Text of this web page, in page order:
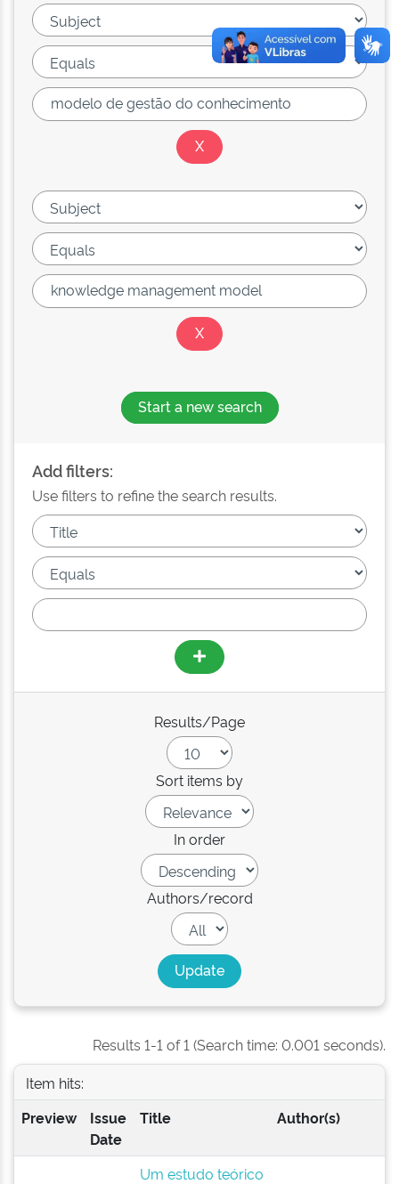
Start a new search
Add filters:
Use filters to refine the search results.
Results/Page
Sort items by
In order
Authors/record
Results 1-1 of 1 (Search time: 0.001 seconds).
Item hits:
Preview
Issue
Date
Title Author(s)
Um estudo teórico